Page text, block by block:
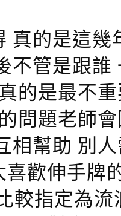
真的是這
不管是跟
的是最不
問題老師
相幫助 別
歡伸手牌
較指定為